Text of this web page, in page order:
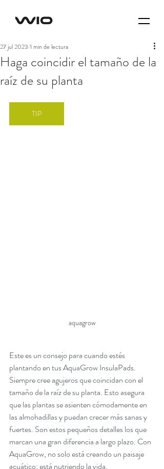
Haga coincidir el tamaño de la
raíz de su planta
27 jul 2023 1 min de lectura
TIP
aquagrow
Este es un consejo para cuando estés
plantando en tus AquaGrow InsulaPads.
Siempre cree agujeros que coincidan con el
tamaño de la raíz de su planta. Esto asegura
que las plantas se asienten cómodamente en
las almohadillas y puedan crecer más sanas y
fuertes. Son estos pequeños detalles los que
marcan una gran diferencia a largo plazo. Con
AquaGrow, no solo está creando un paisaje
acuático: está nutriendo la vida.